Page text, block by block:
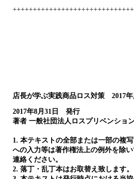
店長が学ぶ実践商品ロス対策 2017年
2017年8月31日 発
著者 一般社団法人ロスプリベンショ
1. 本テキストの全部または一部の複
への入力等は著作権法上の例外を除
連絡ください。
2. 落丁・乱丁本はお取替え致します。